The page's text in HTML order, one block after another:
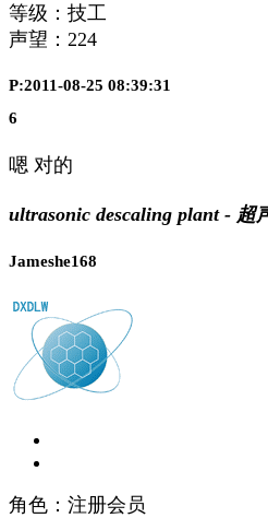
等级：技工
声望： 224
P:2011-08-25 08:39:31
6
嗯 对的
ultrasonic descaling plant - 超
Jameshe168
角色：注册会员